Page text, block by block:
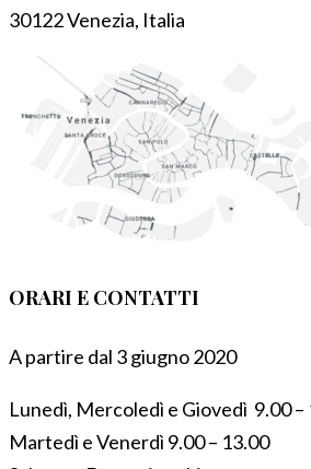
30122 Venezia, Italia
ORARI E CONTATTI
A partire dal 3 giugno 2020
Lunedì, Mercoledì e Giovedì 9.00 –
Martedì e Venerdì 9.00 – 13.00